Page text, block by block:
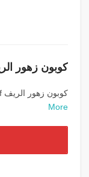
كوبون زهور الريف Zohoor Alreef: كوبون زهور الريف...
More